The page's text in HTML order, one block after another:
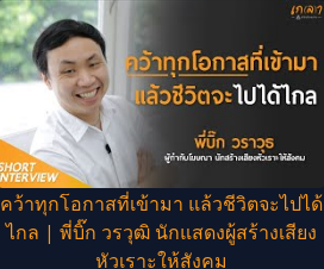
คว้าทุกโอกาสที่เข้ามา แล้วชีวิตจะไปได้
ไกล | พี่บิ๊ก วรวุฒิ นักแสดงผู้สร้างเสียง
หัวเราะให้สังคม